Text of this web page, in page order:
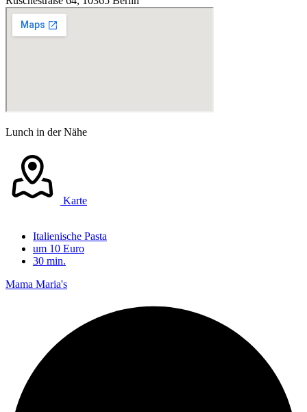
Lunch in der Nähe
Karte
Italienische Pasta
um 10 Euro
30 min.
Mama Maria's